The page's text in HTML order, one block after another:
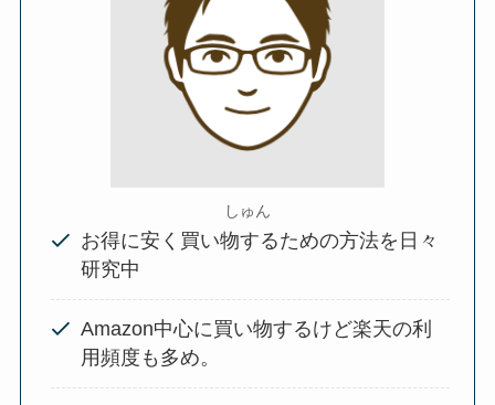
しゅん
お得に安く買い物するための方法を日々
研究中
Amazon中心に買い物するけど楽天の利
用頻度も多め。